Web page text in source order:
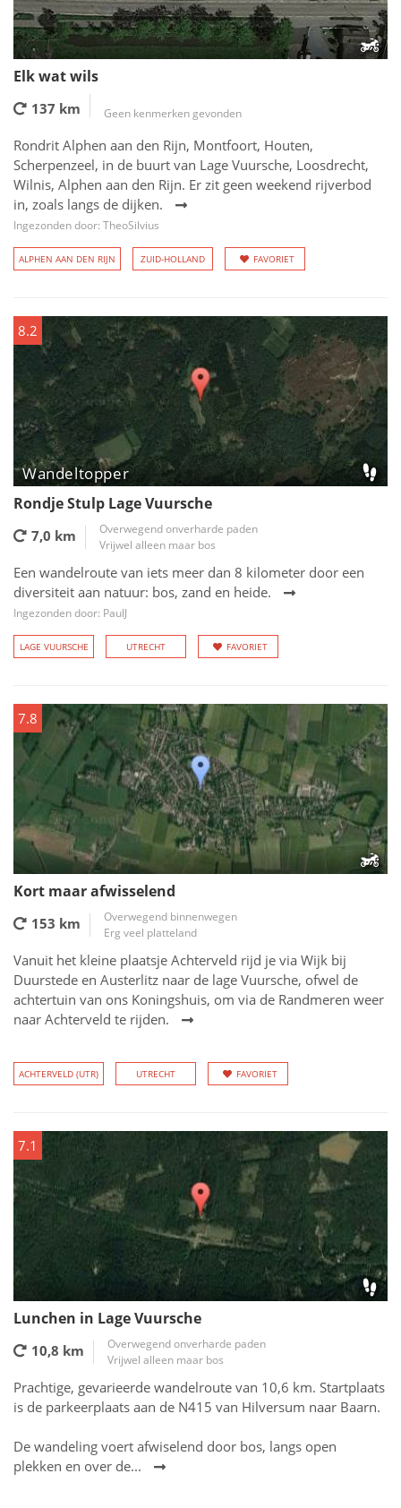
Elk wat wils
137 km Geen kenmerken gevonden
Rondrit Alphen aan den Rijn, Montfoort, Houten,
Scherpenzeel, in de buurt van Lage Vuursche, Loosdrecht,
Wilnis, Alphen aan den Rijn. Er zit geen weekend rijverbod
in, zoals langs de dijken.
Ingezonden door: TheoSilvius
ALPHEN AAN DEN RIJN ZUID-HOLLAND FAVORIET
8.2
Wandeltopper
Rondje Stulp Lage Vuursche
7,0 km
Overwegend onverharde paden
Vrijwel alleen maar bos
Een wandelroute van iets meer dan 8 kilometer door een
diversiteit aan natuur: bos, zand en heide.
Ingezonden door: PaulJ
LAGE VUURSCHE UTRECHT FAVORIET
7.8
Kort maar afwisselend
153 km
Overwegend binnenwegen
Erg veel platteland
Vanuit het kleine plaatsje Achterveld rijd je via Wijk bij
Duurstede en Austerlitz naar de lage Vuursche, ofwel de
achtertuin van ons Koningshuis, om via de Randmeren weer
naar Achterveld te rijden.
ACHTERVELD (UTR) UTRECHT FAVORIET
7.1
Lunchen in Lage Vuursche
10,8 km
Overwegend onverharde paden
Vrijwel alleen maar bos
Prachtige, gevarieerde wandelroute van 10,6 km. Startplaats
is de parkeerplaats aan de N415 van Hilversum naar Baarn.
De wandeling voert afwiselend door bos, langs open
plekken en over de...